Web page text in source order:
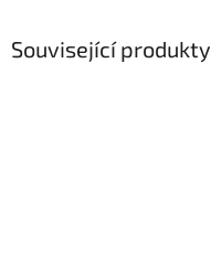
Související produkty